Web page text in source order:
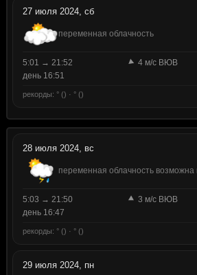
27 июля 2024, сб
переменная облачность
5:01 → 21:52
4 м/с ВЮВ
день 16:51
рекорды: ° () · ° ()
28 июля 2024, вс
переменная облачность возможна
5:03 → 21:50
3 м/с ВЮВ
день 16:47
рекорды: ° () · ° ()
29 июля 2024, пн